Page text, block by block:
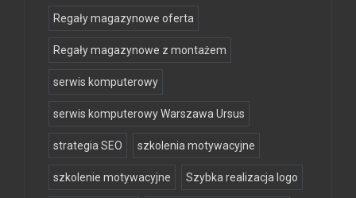
Regały magazynowe oferta
Regały magazynowe z montażem
serwis komputerowy
serwis komputerowy Warszawa Ursus
strategia SEO szkolenia motywacyjne
szkolenie motywacyjne Szybka realizacja logo